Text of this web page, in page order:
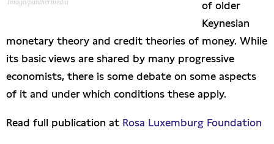
Imago/panthermedia
of older
Keynesian
monetary theory and credit theories of money. While
its basic views are shared by many progressive
economists, there is some debate on some aspects
of it and under which conditions these apply.
Read full publication at Rosa Luxemburg Foundation